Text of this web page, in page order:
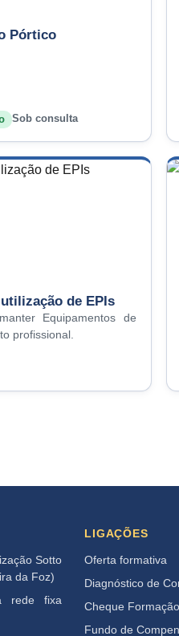
Pórtico
Sob consulta
de EPIs
Equipamentos de
profissional.
Sotto
da Foz)
rede fixa
LIGAÇÕES
Oferta formativa
Diagnóstico de
Cheque Formação
Fundo de